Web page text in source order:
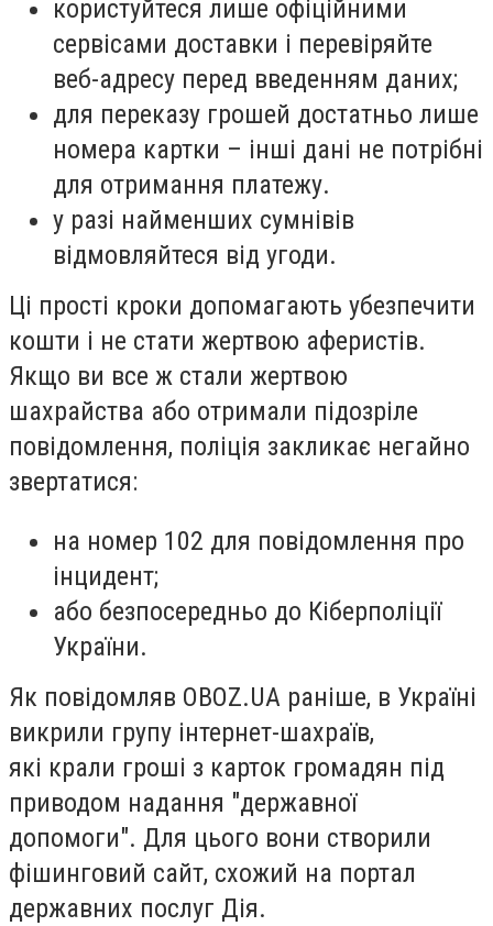
користуйтеся лише офіційними
сервісами доставки і перевіряйте
веб-адресу перед введенням даних;
для переказу грошей достатньо лише
номера картки – інші дані не потрібні
для отримання платежу.
у разі найменших сумнівів
відмовляйтеся від угоди.
Ці прості кроки допомагають убезпечити
кошти і не стати жертвою аферистів.
Якщо ви все ж стали жертвою
шахрайства або отримали підозріле
повідомлення, поліція закликає негайно
звертатися:
на номер 102 для повідомлення про
інцидент;
або безпосередньо до Кіберполіції
України.
Як повідомляв OBOZ.UA раніше, в Україні
викрили групу інтернет-шахраїв,
які крали гроші з карток громадян під
приводом надання "державної
допомоги". Для цього вони створили
фішинговий сайт, схожий на портал
державних послуг Дія.